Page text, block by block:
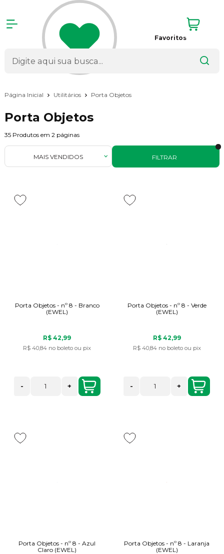
Favoritos
Página Inicial Utilitários Porta Objetos
Porta Objetos
35 Produtos em 2 páginas
FILTRAR
MAIS VENDIDOS
Porta Objetos - nº 8 - Branco
(EWEL)
R$ 42,99
R$ 40,84 no boleto ou pix
- +
Porta Objetos - nº 8 - Verde
(EWEL)
R$ 42,99
R$ 40,84 no boleto ou pix
- +
Porta Objetos - nº 8 - Azul
Claro (EWEL)
Porta Objetos - nº 8 - Laranja
(EWEL)